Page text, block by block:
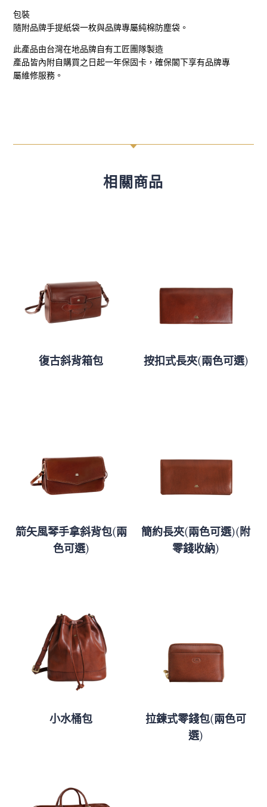
包裝
隨附品牌手提紙袋一枚與品牌專屬純棉防塵袋。
此產品由台灣在地品牌自有工匠團隊製造
產品皆內附自購買之日起一年保固卡，確保閣下享有品牌專
屬維修服務。
C
相關商品
復古斜背箱包 按扣式長夾(兩色可選)
箭矢風琴手拿斜背包(兩
色可選)
簡約長夾(兩色可選)(附
零錢收納)
小水桶包
拉鍊式零錢包(兩色可
選)